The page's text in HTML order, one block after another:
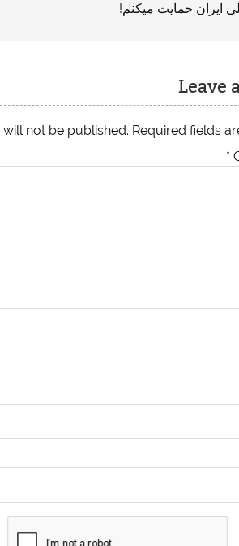
ایران حمایت میکنم!
Leave
not be published. Required fields
*